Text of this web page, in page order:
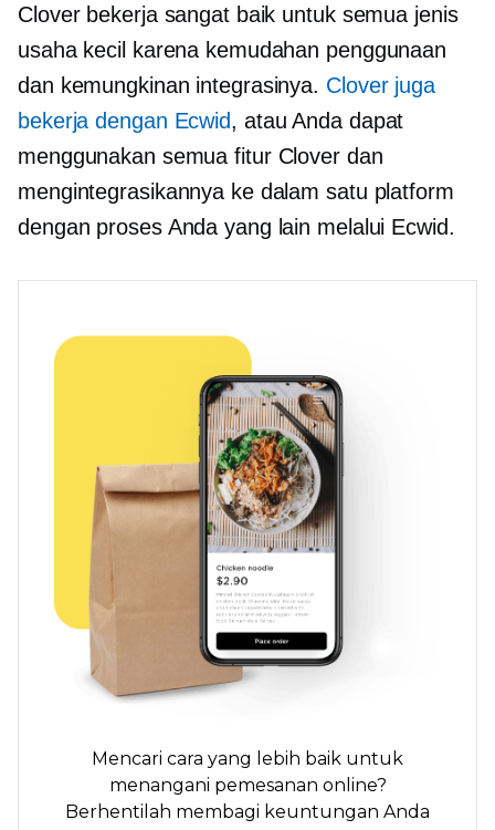
Clover bekerja sangat baik untuk semua jenis
usaha kecil karena kemudahan penggunaan
dan kemungkinan integrasinya. Clover juga
bekerja dengan Ecwid, atau Anda dapat
menggunakan semua fitur Clover dan
mengintegrasikannya ke dalam satu platform
dengan proses Anda yang lain melalui Ecwid.
Mencari cara yang lebih baik untuk
menangani pemesanan online?
Berhentilah membagi keuntungan Anda